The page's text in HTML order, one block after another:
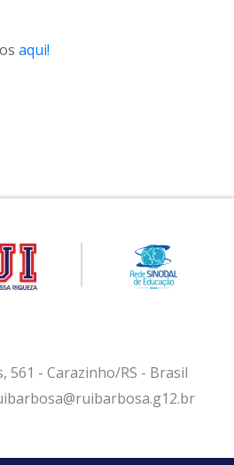
aqui!
561 - Carazinho/RS - Brasil